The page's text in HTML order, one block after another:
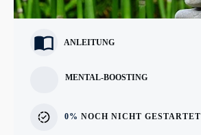
ANLEITUNG
MENTAL-BOOSTING
0% NOCH NICHT GESTARTET